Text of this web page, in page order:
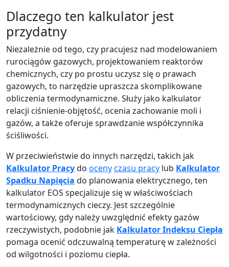
Dlaczego ten kalkulator jest
przydatny
Niezależnie od tego, czy pracujesz nad modelowaniem
rurociągów gazowych, projektowaniem reaktorów
chemicznych, czy po prostu uczysz się o prawach
gazowych, to narzędzie upraszcza skomplikowane
obliczenia termodynamiczne. Służy jako kalkulator
relacji ciśnienie-objętość, ocenia zachowanie moli i
gazów, a także oferuje sprawdzanie współczynnika
ściśliwości.
W przeciwieństwie do innych narzędzi, takich jak
Kalkulator Pracydo ocenyczasu pracy lub Kalkulator
Spadku Napięcia do planowania elektrycznego, ten
kalkulator EOS specjalizuje się w właściwościach
termodynamicznych cieczy. Jest szczególnie
wartościowy, gdy należy uwzględnić efekty gazów
rzeczywistych, podobnie jak Kalkulator Indeksu Ciepła
pomaga ocenić odczuwalną temperaturę w zależności
od wilgotności i poziomu ciepła.